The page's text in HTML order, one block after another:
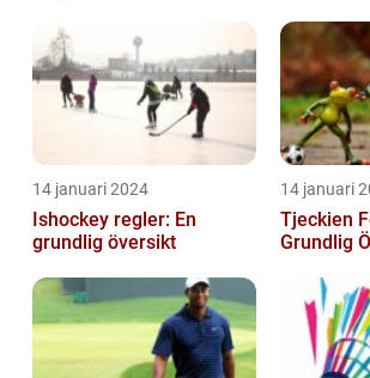
14 januari 2024
Ishockey regler: En
grundlig översikt
14 januari
Tjeckien
Grundlig